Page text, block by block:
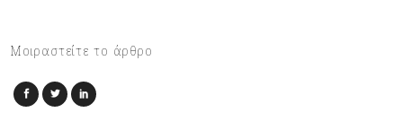
Μοιραστείτε το άρθρο